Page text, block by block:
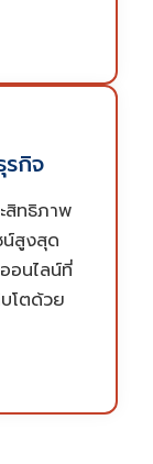
รกิจ
สิทธิภาพ
น์สูงสุด
อนไลน์ที่
โตด้วย
ด้อย่าง
าที่แสดง
ต์, ช่วย
างกว้าง